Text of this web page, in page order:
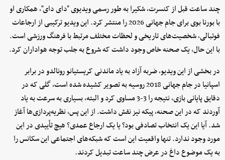
چند ساعت قبل از کنسرت، شکیرا به طور رسمی ویدیوی "دای دای"، همکاری او
با بورنا بوی برای جام جهانی 2026 را منتشر کرد. این ویدیو ترکیبی از ارجاعات
فوتبالی، شخصیت‌های تاریخی و لحظات مختلف مرتبط با فرهنگ ورزشی است.
با این حال، یک صحنه خاص وجود داشت که شروع به جلب توجه هواداران کرد.
در بخشی از این ویدیو، ضربه آزاد به یاد ماندنی کریستیانو رونالدو در برابر
اسپانیا در جام جهانی 2018 روسیه به تصویر کشیده شده است، گلی که در
دقایق پایانی بازی، نتیجه را 3-3 مساوی کرد و البته، بسیاری به سرعت به یاد
آوردند که در این صحنه، پیکه نیز نقش داشت. از این پس، نظریه‌پردازی‌ها آغاز
شد. آیا این یک انتخاب تصادفی بود؟ یا یک ارجاع عمدی؟ هیچ تأییدی در این
مورد وجود ندارد. تنها واقعیت این است که شبکه‌های اجتماعی این سکانس را
به یک موضوع داغ در عرض چند ساعت تبدیل کردند.